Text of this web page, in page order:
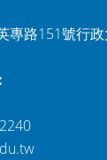
專路151號行